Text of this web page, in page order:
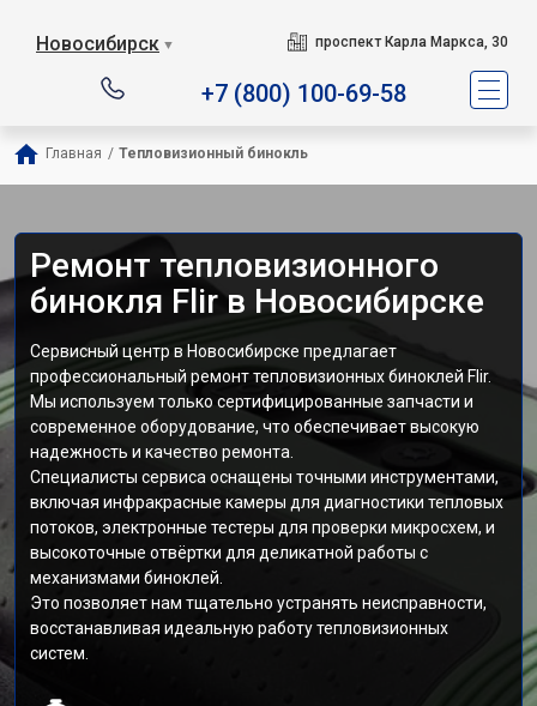
Новосибирск ▼ проспект Карла Маркса, 30
+7 (800) 100-69-58
Главная / Тепловизионный бинокль
Ремонт тепловизионного
бинокля Flir в Новосибирске
Сервисный центр в Новосибирске предлагает
профессиональный ремонт тепловизионных биноклей Flir.
Мы используем только сертифицированные запчасти и
современное оборудование, что обеспечивает высокую
надежность и качество ремонта.
Специалисты сервиса оснащены точными инструментами,
включая инфракрасные камеры для диагностики тепловых
потоков, электронные тестеры для проверки микросхем, и
высокоточные отвёртки для деликатной работы с
механизмами биноклей.
Это позволяет нам тщательно устранять неисправности,
восстанавливая идеальную работу тепловизионных
систем.